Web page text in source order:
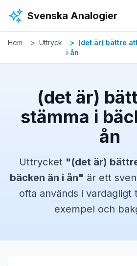
Svenska Analogier
Hem Uttryck
(det är) bättre
i ån
(det är)
stämma i
ån
Uttrycket "(det är)
bäcken än i ån" är ett
ofta används i vardagligt
exempel och